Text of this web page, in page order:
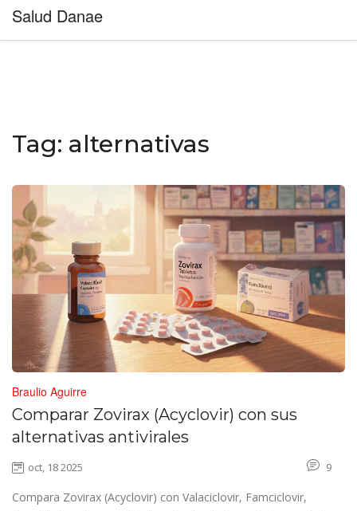
Salud Danae
Tag: alternativas
Braulio Aguirre
Comparar Zovirax (Acyclovir) con sus
alternativas antivirales
oct, 18 2025 9
Compara Zovirax (Acyclovir) con Valaciclovir, Famciclovir,